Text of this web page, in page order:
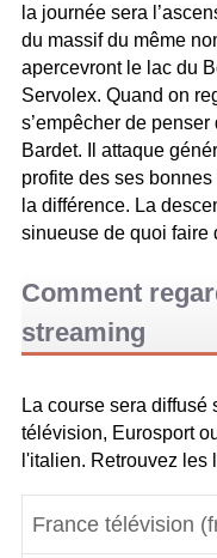
la journée sera
du massif du même
apercevront le lac du
Servolex. Quand on
s’empêcher de
Bardet. Il attaque
profite des ses
la différence. La
sinueuse de quoi faire
Comment
streaming
La course sera
télévision, Eurosport
l'italien. Retrouvez les
France télévision